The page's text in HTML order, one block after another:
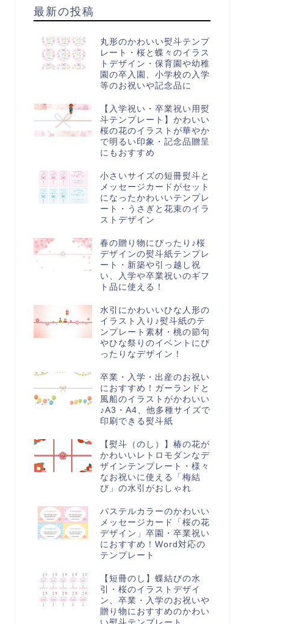
最新の投稿
丸形のかわいい熨斗テンプ
レート・桜と蝶々のイラス
トデザイン・保育園や幼稚
園の卒入園、小学校の入学
等のお祝いや記念品に
【入学祝い・卒業祝い用熨
斗テンプレート】かわいい
桜の花のイラストが華やか
で明るい印象・記念品贈呈
にもおすすめ
小さいサイズの短冊熨斗と
メッセージカードがセット
になったかわいいテンプレ
ート・うさぎと花束のイラ
ストデザイン
春の贈り物にぴったり♪桜
デザインの熨斗紙テンプレ
ート・新築や引っ越し祝
い、入学や卒業祝いのギフ
ト品に使える！
水引にかわいいひな人形の
イラスト入り♪熨斗紙のテ
ンプレート素材・桃の節句
やひな祭りのイベントにぴ
ったりなデザイン！
卒業・入学・出産のお祝い
におすすめ！ガーランドと
風船のイラストがかわいい
♪A3・A4、他多種サイズで
印刷できる熨斗紙
【熨斗（のし）】椿の花が
かわいいレトロモダンなデ
ザインテンプレート・様々
なお祝いに使える「梅結
び」の水引がおしゃれ
パステルカラーのかわいい
メッセージカード「桜の花
デザイン」卒園・卒業祝い
におすすめ！Word対応の
テンプレート
【短冊のし】蝶結びの水
引・桜のイラストデザイ
ン、卒業・入学のお祝いや
贈り物におすすめのかわい